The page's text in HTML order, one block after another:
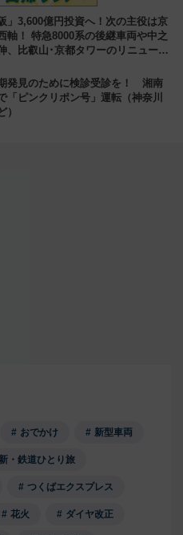
」3,600億円投資へ！次の主役は京
軸！ 特急8000系の後継車両や中之
、比叡山･京都タワーのリニューア
発見のために検診受診を！ 湘南
「ピンクリポン号」運転（神奈川
）
おでかけ 新型車両
新・鉄道ひとり旅
つくばエクスプレス
花火 ダイヤ改正